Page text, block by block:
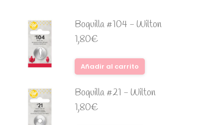
Boquilla #104 - Wilton
1,80€
Añadir al carrito
Boquilla #21 - Wilton
1,80€